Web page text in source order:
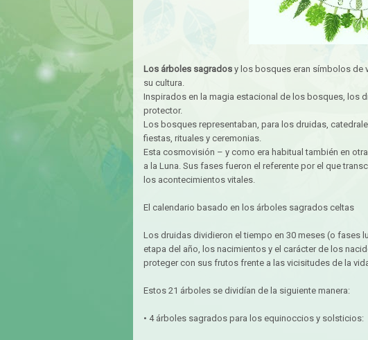
Los árboles sagrados y los bosques eran símbolos de
su cultura.
Inspirados en la magia estacional de los bosques, los
protector.
Los bosques representaban, para los druidas,
fiestas, rituales y ceremonias.
Esta cosmovisión – y como era habitual también en
a la Luna. Sus fases fueron el referente por el que
los acontecimientos vitales.
El calendario basado en los árboles sagrados celtas
Los druidas dividieron el tiempo en 30 meses (o fases
etapa del año, los nacimientos y el carácter de los
proteger con sus frutos frente a las vicisitudes de la
Estos 21 árboles se dividían de la siguiente manera:
• 4 árboles sagrados para los equinoccios y solsticios: